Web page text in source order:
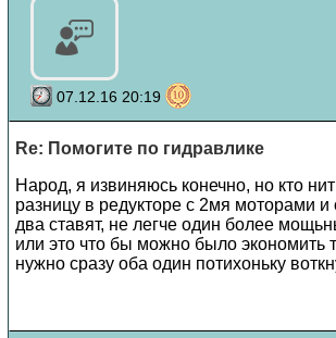
07.12.16 20:19
Re: Помогите по гидравлике
Народ, я извиняюсь конечно, но кто
разницу в редукторе с 2мя моторами
два ставят, не легче один более
или это что бы можно было экономить
нужно сразу оба один потихоньку